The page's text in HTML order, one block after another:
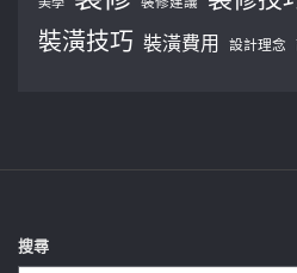
裝潢技巧 裝潢費用 設計理念
搜尋